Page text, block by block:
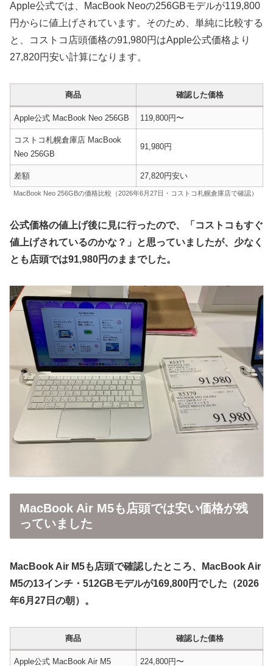
Apple公式では、MacBook Neoの256GBモデルが119,800
円からに値上げされています。そのため、単純に比較する
と、コストコ店頭価格の91,980円はApple公式価格より
27,820円安い計算になります。
商品 確認した価格
Apple公式 MacBook Neo 256GB 119,800円〜
コストコ札幌倉庫店 MacBook
Neo 256GB
91,980円
差額 27,820円安い
MacBook Neo 256GBの価格比較（2026年6月27日・コストコ札幌倉庫店で確認）
公式価格の値上げ後に見に行ったので、「コストコもすぐ
値上げされているのかな？」と思っていましたが、少なく
とも店頭では91,980円のままでした。
MacBook Air M5も店頭では安い価格が残
っていました
MacBook Air M5も店頭で確認したところ、MacBook Air
M5の13インチ・512GBモデルが169,800円でした（2026
年6月27日の朝）。
商品 確認した価格
Apple公式 MacBook Air M5 224,800円〜